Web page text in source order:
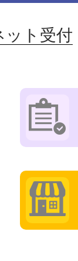
ット受付